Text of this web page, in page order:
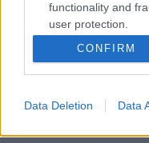
functionality and
user protection.
CONFIRM
Data Deletion Data
Condominio:
da